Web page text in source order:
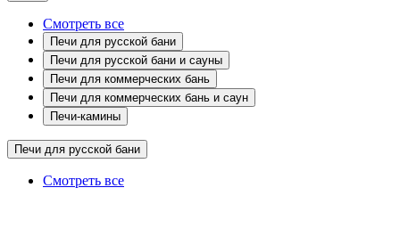
Смотреть все
Печи для русской бани
Печи для русской бани и сауны
Печи для коммерческих бань
Печи для коммерческих бань и саун
Печи-камины
Печи для русской бани
Смотреть все